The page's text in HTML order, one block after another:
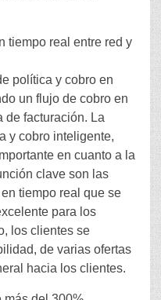
tiempo real entre red y
política y cobro en
un flujo de cobro en
de facturación. La
y cobro inteligente,
en cuanto a la
clave son las
tiempo real que se
para los
los clientes se
de varias ofertas
hacia los clientes.